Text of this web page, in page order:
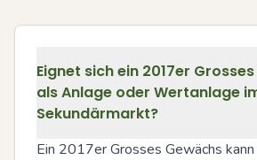
Eignet sich ein 2017er
als Anlage oder Wertanlage
Sekundärmarkt?
Ein 2017er Grosses Gewächs